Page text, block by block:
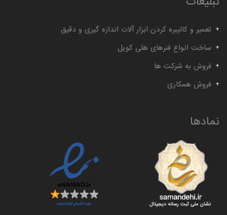
تعمیر و کالیبره کردن ابزار آلات اندازه گیری و دقیق
ساخت انواع فنرهای هلی کویل
فروش به شرکت ها
فروش همکاری
نمادها